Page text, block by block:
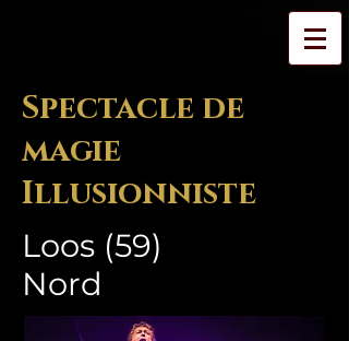
Spectacle de
magie
Illusionniste
Loos (59)
Nord